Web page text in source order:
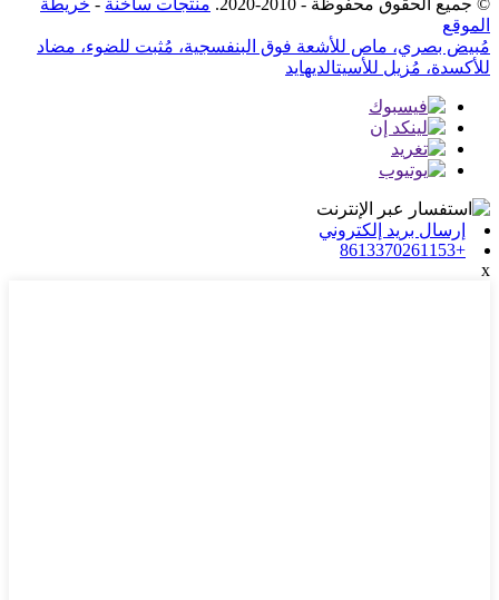
© جميع الحقوق محفوظة - 2010-2020. منتجات ساخنة - خريطة
الموقع
مُبيض بصري، ماص للأشعة فوق البنفسجية، مُثبت للضوء، مضاد
للأكسدة، مُزيل للأسيتالديهايد
إرسال بريد إلكتروني
+8613370261153
x